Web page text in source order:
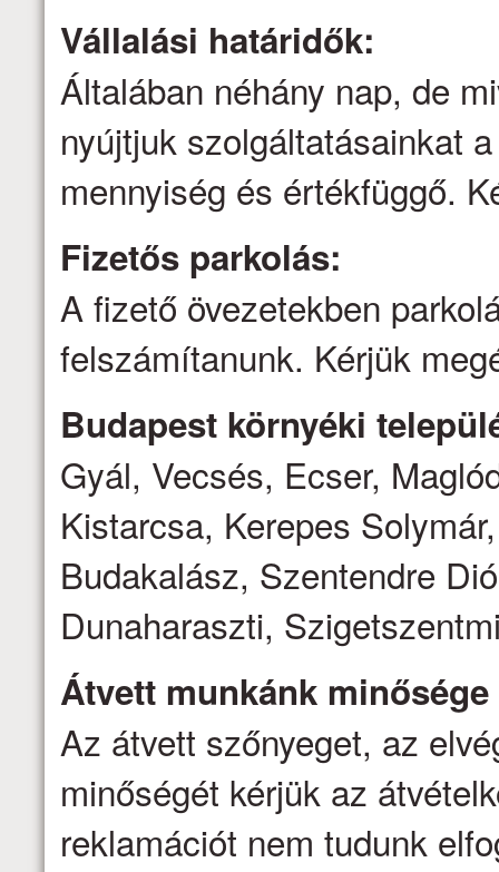
Vállalási határidők:
Általában néhány nap, de
nyújtjuk szolgáltatásainkat
mennyiség és értékfüggő.
Fizetős parkolás:
A fizető övezetekben
felszámítanunk. Kérjük
Budapest környéki
Gyál, Vecsés, Ecser,
Kistarcsa, Kerepes
Budakalász, Szentendre
Dunaharaszti,
Átvett munkánk minősége
Az átvett szőnyeget, az
minőségét kérjük az
reklamációt nem tudunk